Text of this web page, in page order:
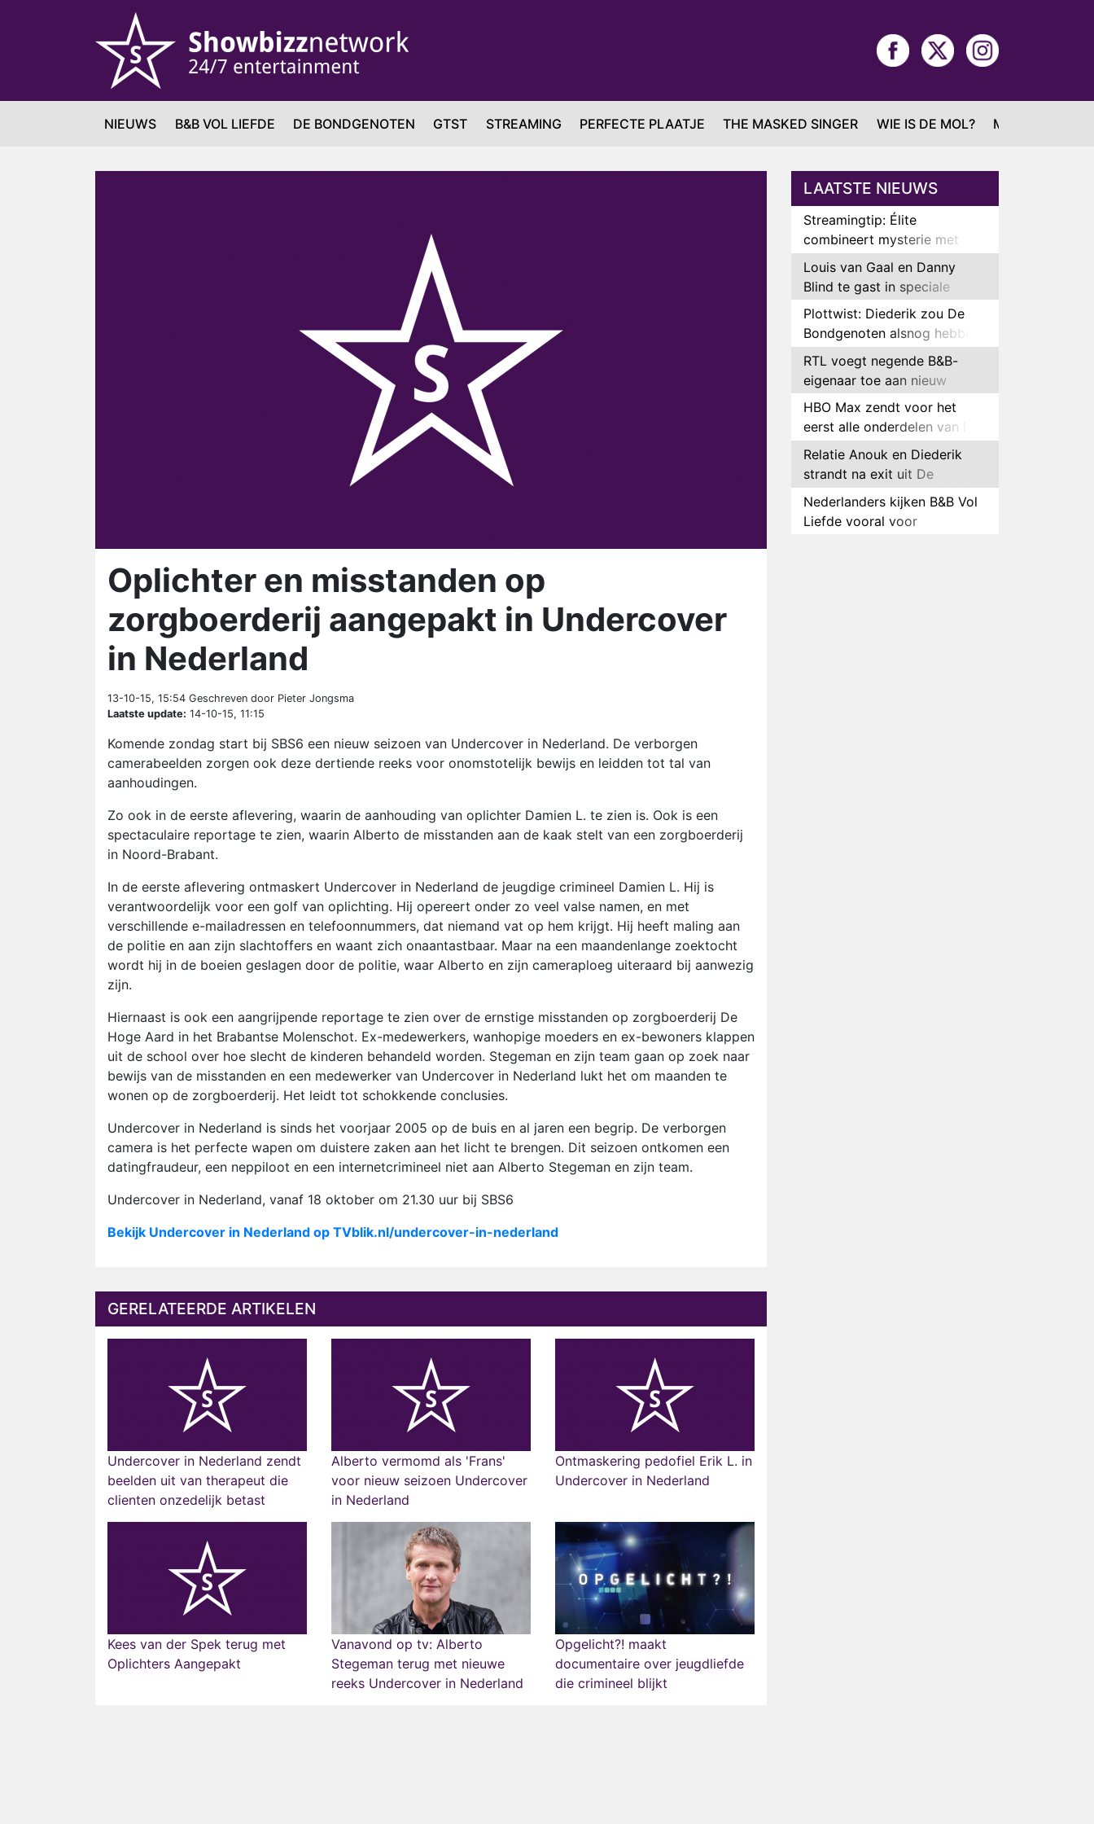
NIEUWS B&B VOL LIEFDE DE BONDGENOTEN GTST STREAMING PERFECTE PLAATJE THE MASKED SINGER WIE IS DE MOL? MAFS
Oplichter en misstanden op
zorgboerderij aangepakt in Undercover
in Nederland
13-10-15, 15:54 Geschreven door Pieter Jongsma
Laatste update: 14-10-15, 11:15
Komende zondag start bij SBS6 een nieuw seizoen van Undercover in Nederland. De verborgen
camerabeelden zorgen ook deze dertiende reeks voor onomstotelijk bewijs en leidden tot tal van
aanhoudingen.
Zo ook in de eerste aflevering, waarin de aanhouding van oplichter Damien L. te zien is. Ook is een
spectaculaire reportage te zien, waarin Alberto de misstanden aan de kaak stelt van een zorgboerderij
in Noord-Brabant.
In de eerste aflevering ontmaskert Undercover in Nederland de jeugdige crimineel Damien L. Hij is
verantwoordelijk voor een golf van oplichting. Hij opereert onder zo veel valse namen, en met
verschillende e-mailadressen en telefoonnummers, dat niemand vat op hem krijgt. Hij heeft maling aan
de politie en aan zijn slachtoffers en waant zich onaantastbaar. Maar na een maandenlange zoektocht
wordt hij in de boeien geslagen door de politie, waar Alberto en zijn cameraploeg uiteraard bij aanwezig
zijn.
Hiernaast is ook een aangrijpende reportage te zien over de ernstige misstanden op zorgboerderij De
Hoge Aard in het Brabantse Molenschot. Ex-medewerkers, wanhopige moeders en ex-bewoners klappen
uit de school over hoe slecht de kinderen behandeld worden. Stegeman en zijn team gaan op zoek naar
bewijs van de misstanden en een medewerker van Undercover in Nederland lukt het om maanden te
wonen op de zorgboerderij. Het leidt tot schokkende conclusies.
Undercover in Nederland is sinds het voorjaar 2005 op de buis en al jaren een begrip. De verborgen
camera is het perfecte wapen om duistere zaken aan het licht te brengen. Dit seizoen ontkomen een
datingfraudeur, een neppiloot en een internetcrimineel niet aan Alberto Stegeman en zijn team.
Undercover in Nederland, vanaf 18 oktober om 21.30 uur bij SBS6
Bekijk Undercover in Nederland op TVblik.nl/undercover-in-nederland
GERELATEERDE ARTIKELEN
Undercover in Nederland zendt
beelden uit van therapeut die
clienten onzedelijk betast
Alberto vermomd als 'Frans'
voor nieuw seizoen Undercover
in Nederland
Ontmaskering pedofiel Erik L. in
Undercover in Nederland
Kees van der Spek terug met
Oplichters Aangepakt
Vanavond op tv: Alberto
Stegeman terug met nieuwe
reeks Undercover in Nederland
Opgelicht?! maakt
documentaire over jeugdliefde
die crimineel blijkt
LAATSTE NIEUWS
Streamingtip: Élite
combineert mysterie met
romantie
Louis van Gaal en Danny
Blind te gast in speciale
aflevering van Tussen de
Palen
Plottwist: Diederik zou De
Bondgenoten alsnog hebben
verlaten
RTL voegt negende B&B-
eigenaar toe aan nieuw
seizoen B&B Vol Liefde
HBO Max zendt voor het
eerst alle onderdelen van het
EK Atletiek uit
Relatie Anouk en Diederik
strandt na exit uit De
Bondgenoten
Nederlanders kijken B&B Vol
Liefde vooral voor